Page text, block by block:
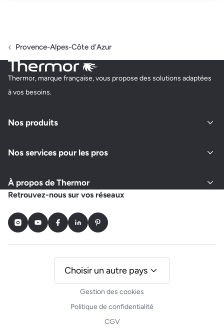
ATELIER D'EAU
83310 COGOLIN
Fermé actuellement
Demander un devis
RS PLOMBERIE DU GOLFE
QUAI LES SAQUEDES, GALERIE AMBRE MARINE, LA BEAUMETTE
Fermé actuellement
831 CHEMIN DE PALAYSON, QUARTIER BELLEVUE
83520 ROQUEBRUNE SUR ARGENS
Provence-Alpes-Côte d'Azur
Thermor, marque française, vous propose des solutions adaptées
à vos besoins.
Nos produits
Nos services pour les pros
À propos de Thermor
Retrouvez-nous sur vos réseaux
InstagramYoutubeFacebookLinkedInPinterest
Gestion des cookies
Politique de confidentialité
CGV
Choisir un autre pays